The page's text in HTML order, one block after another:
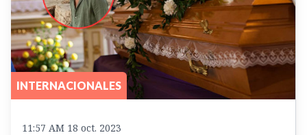
INTERNACIONALES
11:57 AM 18 oct. 2023